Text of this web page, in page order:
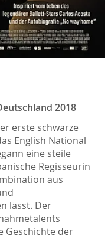
2018
erste schwarze
English National
eine steile
Regisseurin
aus
lässt. Der
Geschichte der